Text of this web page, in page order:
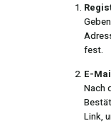
fest.
E-
Nach
Link,